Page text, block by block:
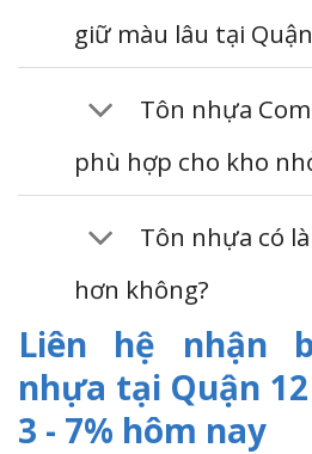
giữ màu lâu tại
Tôn nhựa
phù hợp cho kho
Tôn nhựa có
hơn không?
Liên hệ nhận
nhựa tại Quận
3 - 7% hôm nay